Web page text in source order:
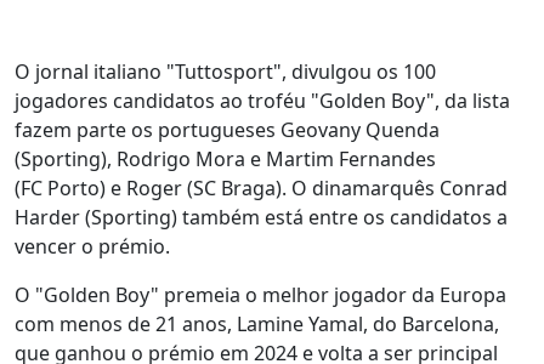
O jornal italiano "Tuttosport", divulgou os 100
jogadores candidatos ao troféu "Golden Boy", da lista
fazem parte os portugueses Geovany Quenda
(Sporting), Rodrigo Mora e Martim Fernandes
(FC Porto) e Roger (SC Braga). O dinamarquês Conrad
Harder (Sporting) também está entre os candidatos a
vencer o prémio.
O "Golden Boy" premeia o melhor jogador da Europa
com menos de 21 anos, Lamine Yamal, do Barcelona,
que ganhou o prémio em 2024 e volta a ser principal